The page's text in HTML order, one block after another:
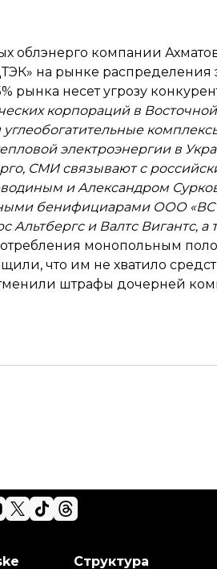
облэнерго компании
на рынке распределения
рынка несет угрозу
корпораций в
углеобогатительные
электроэнергии в
СМИ связывают с
и Александром
бенифициарами ООО
и Валтс Вигантс,
монопольным
что им не хватило
штрафы дочерней
Структура